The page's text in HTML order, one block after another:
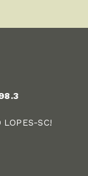
SC!